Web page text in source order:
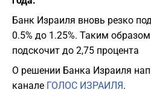
Банк Израиля вновь резко
0.5% до 1.25%. Таким
подскочит до 2,75 процента
О решении Банка Израиля
канале ГОЛОС ИЗРАИЛЯ.